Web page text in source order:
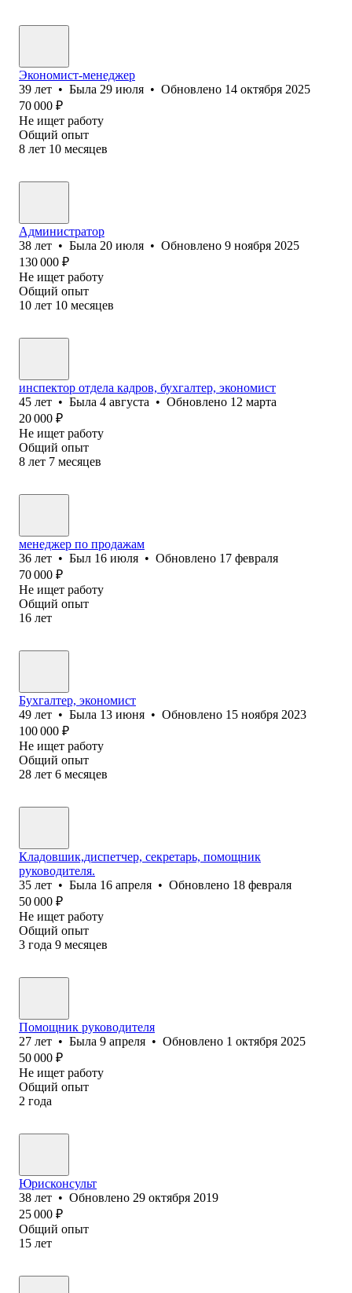
Экономист-менеджер
39 лет • Была 29 июля • Обновлено 14 октября 2025
70 000 ₽
Не ищет работу
Общий опыт
8 лет 10 месяцев
Администратор
38 лет • Была 20 июля • Обновлено 9 ноября 2025
130 000 ₽
Не ищет работу
Общий опыт
10 лет 10 месяцев
инспектор отдела кадров, бухгалтер, экономист
45 лет • Была 4 августа • Обновлено 12 марта
20 000 ₽
Не ищет работу
Общий опыт
8 лет 7 месяцев
менеджер по продажам
36 лет • Был 16 июля • Обновлено 17 февраля
70 000 ₽
Не ищет работу
Общий опыт
16 лет
Бухгалтер, экономист
49 лет • Была 13 июня • Обновлено 15 ноября 2023
100 000 ₽
Не ищет работу
Общий опыт
28 лет 6 месяцев
Кладовшик,диспетчер, секретарь, помощник
руководителя.
35 лет • Была 16 апреля • Обновлено 18 февраля
50 000 ₽
Не ищет работу
Общий опыт
3 года 9 месяцев
Помощник руководителя
27 лет • Была 9 апреля • Обновлено 1 октября 2025
50 000 ₽
Не ищет работу
Общий опыт
2 года
Юрисконсульт
38 лет • Обновлено 29 октября 2019
25 000 ₽
Общий опыт
15 лет